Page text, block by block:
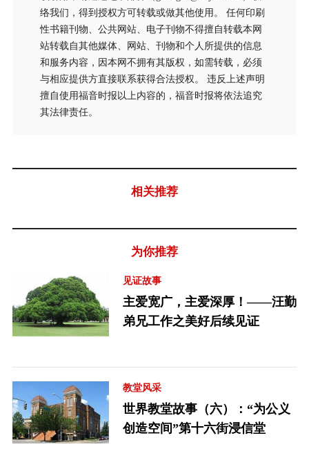
络我们，得到授权方可转载或做其他使用。 任何印刷
性书籍刊物、公共网站、电子刊物不得擅自转载本网
站转载自其他媒体、网站、刊物和个人所提供的信息
和服务内容，因本网不拥有其版权，如需转载，必须
与相应提供方直接联系获得合法授权。 违反上述声明
擅自使用福音时报以上内容的，福音时报将依法追究
其法律责任。
相关推荐
为你推荐
见证故事
主爱宽广，主爱深厚！——汪勤
弟兄工作之美好后续见证
教堂风采
世界教堂故事（六）：“为公义
创造空间”第十六街浸信堂